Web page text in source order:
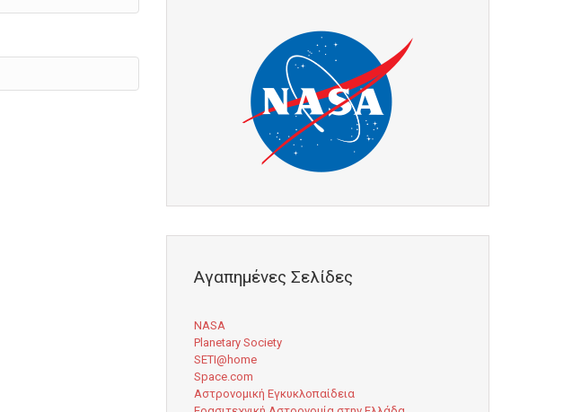
Αγαπημένες Σελίδες
NASA
Planetary Society
SETI@home
Space.com
Αστρονομική Εγκυκλοπαίδεια